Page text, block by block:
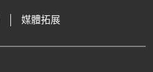
媒體拓展